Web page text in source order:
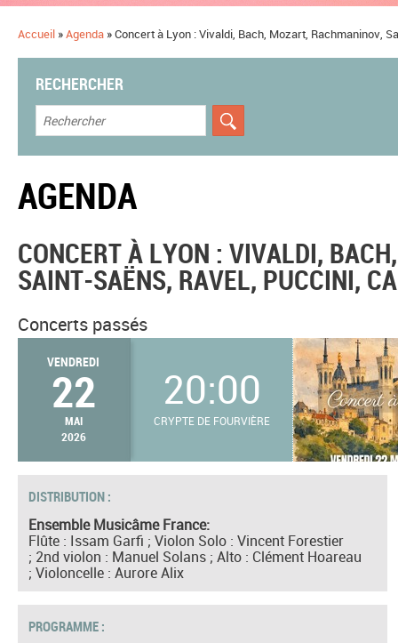
Accueil »Agenda »Concert à Lyon : Vivaldi, Bach, Mozart, Rachmaninov,
RECHERCHER
AGENDA
CONCERT À LYON : VIVALDI,
SAINT-SAËNS, RAVEL, PUCCINI,
Concerts passés
VENDREDI
22
MAI
2026
20:00
CRYPTE DE FOURVIÈRE
DISTRIBUTION :
Ensemble Musicâme France:
Flûte : Issam Garfi ; Violon Solo : Vincent Forestier
; 2nd violon : Manuel Solans ; Alto : Clément Hoareau
; Violoncelle : Aurore Alix
PROGRAMME :